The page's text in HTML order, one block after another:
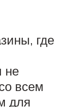
где
не
всем
для